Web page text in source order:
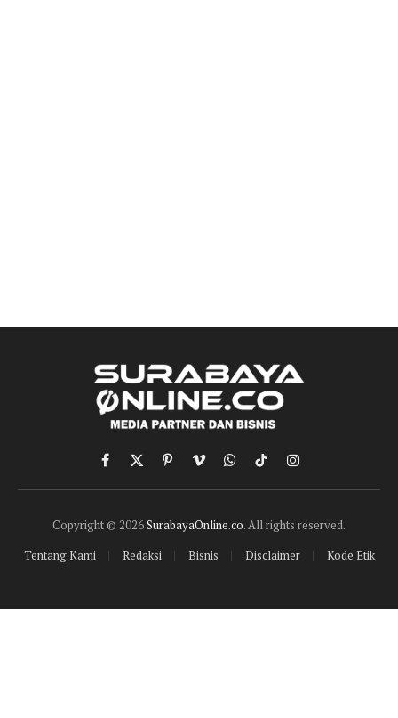
Facebook
X
(Twitter)
PinterestVimeoWhatsApp
TikTokInstagram
Copyright © 2026SurabayaOnline.co. All rights reserved.
Tentang Kami
Redaksi Bisnis Disclaimer Kode Etik